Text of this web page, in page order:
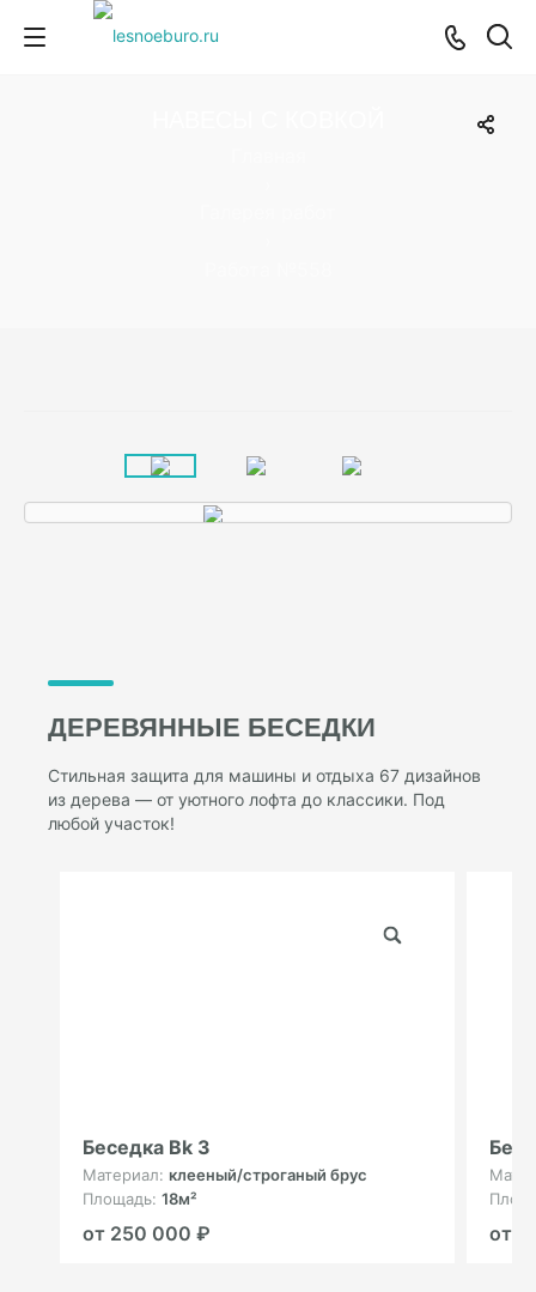
ДЕРЕВЯННЫЕ БЕСЕДКИ
Стильная защита для машины и отдыха 67 дизайнов
из дерева — от уютного лофта до классики. Под
любой участок!
Беседка Bk 3
Материал: клееный/строганый брус
Площадь: 18м²
от 250 000 ₽ от